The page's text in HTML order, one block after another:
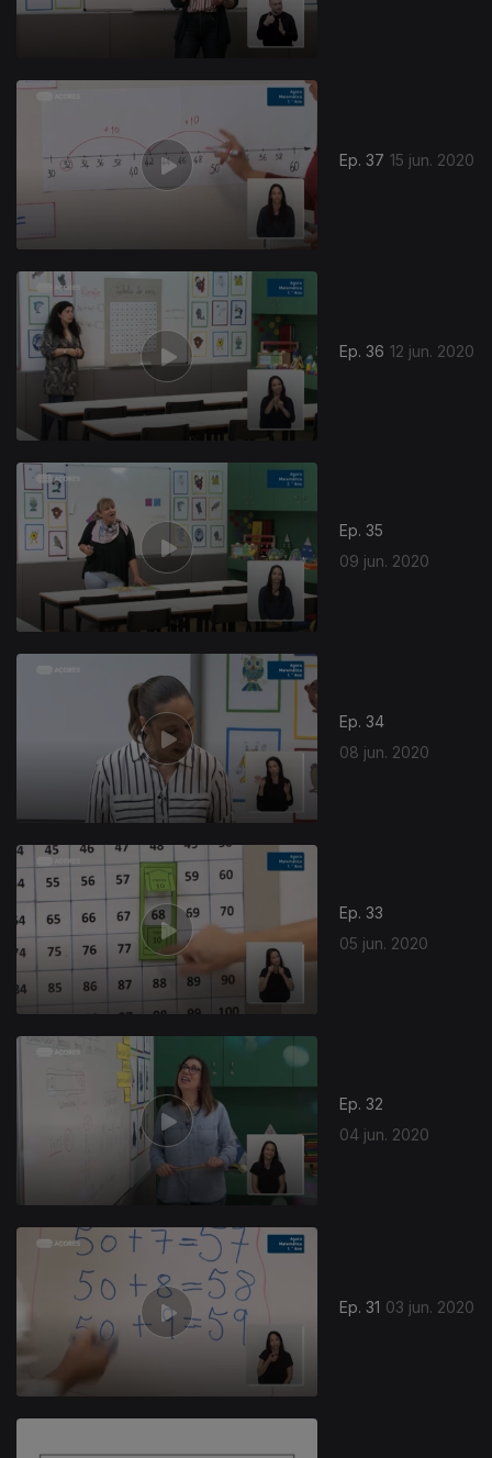
Ep. 37 15 jun. 2020
Ep. 36 12 jun. 2020
Ep. 35
09 jun. 2020
Ep. 34
08 jun. 2020
Ep. 33
05 jun. 2020
Ep. 32
04 jun. 2020
Ep. 31 03 jun. 2020
475912